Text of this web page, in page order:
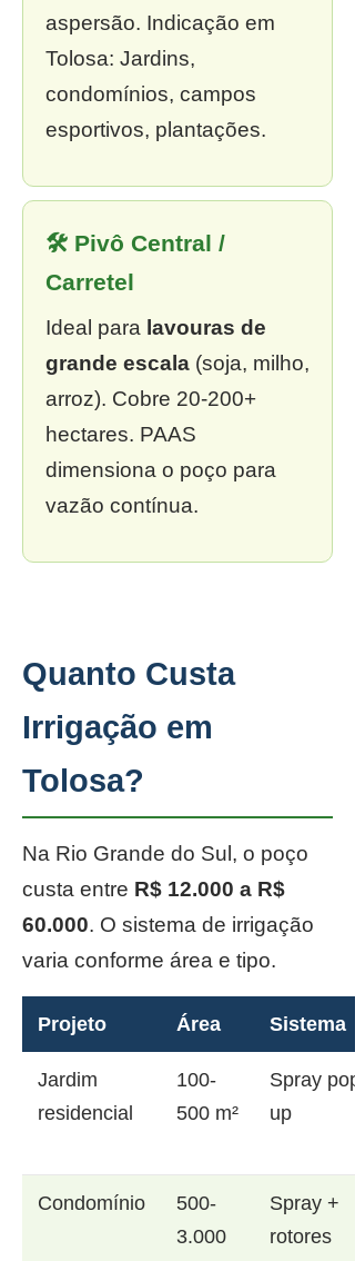
aspersão. Indicação em
Tolosa: Jardins,
condomínios, campos
esportivos, plantações.
🛠 Pivô Central /
Carretel
Ideal para lavouras de
grande escala (soja, milho,
arroz). Cobre 20-200+
hectares. PAAS
dimensiona o poço para
vazão contínua.
Quanto Custa
Irrigação em
Tolosa?
Na Rio Grande do Sul, o poço
custa entre R$ 12.000 a R$
60.000. O sistema de irrigação
varia conforme área e tipo.
Projeto Área Sistema
Jardim
residencial
100-
500 m²
Spray pop-
up
Condomínio
500-
3.000
Spray +
rotores